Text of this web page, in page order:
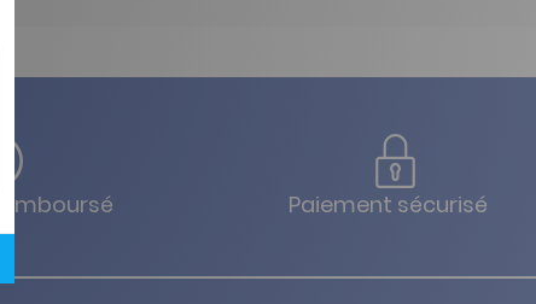
Paiement sécurisé